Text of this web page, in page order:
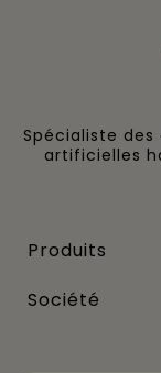
Spécialiste
artificielles
Produits
Société